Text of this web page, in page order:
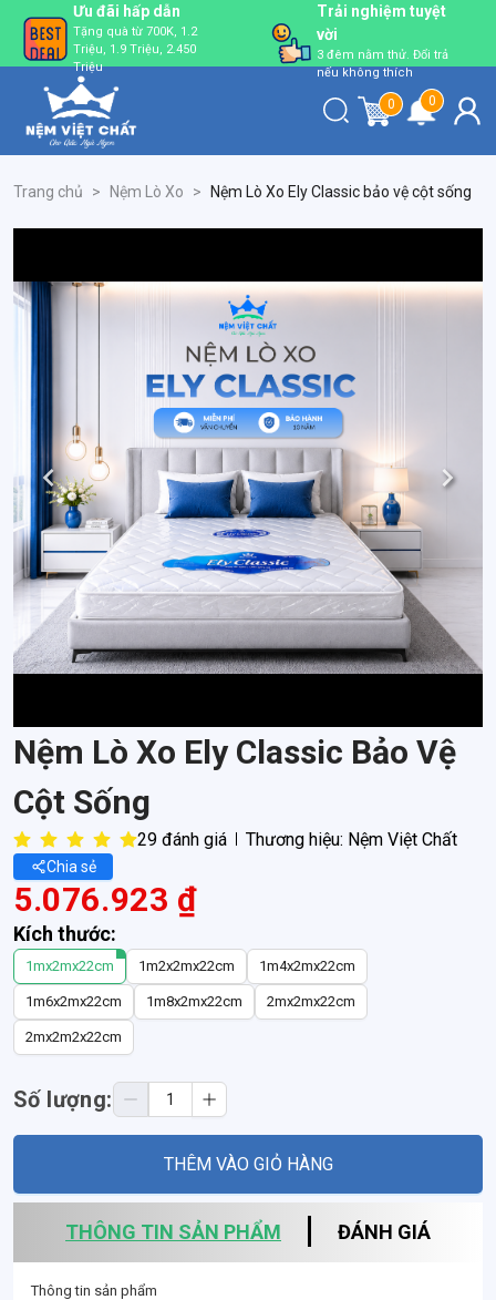
Ưu đãi hấp dẫn
Tặng quà từ 700K, 1.2
Triệu, 1.9 Triệu, 2.450
Triệu
Trải nghiệm tuyệt
vời
3 đêm nằm thử. Đổi trả
nếu không thích
0 0
Trang chủ > Nệm Lò Xo > Nệm Lò Xo Ely Classic bảo vệ cột sống
Nệm Lò Xo Ely Classic Bảo Vệ
Cột Sống
29 đánh giá Thương hiệu: Nệm Việt Chất
Chia sẻ
5.076.923 ₫
Kích thước:
1mx2mx22cm 1m2x2mx22cm 1m4x2mx22cm
1m6x2mx22cm 1m8x2mx22cm 2mx2mx22cm
2mx2m2x22cm
Số lượng:
THÊM VÀO GIỎ HÀNG
THÔNG TIN SẢN PHẨM ĐÁNH GIÁ
Thông tin sản phẩm